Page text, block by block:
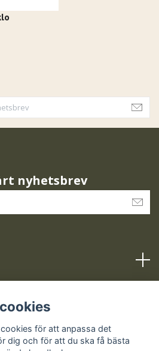
nyhetsbrev
för att anpassa det
dig och för att du ska få bästa